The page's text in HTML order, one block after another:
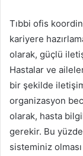
Tıbbi ofis
kariyere
olarak, güçlü
Hastalar ve
bir şekilde
organizasyon
olarak, hasta
gerekir. Bu
sisteminiz